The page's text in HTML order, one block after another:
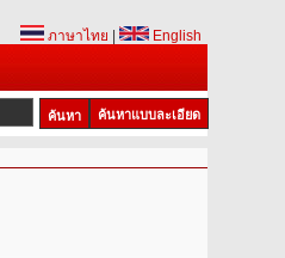
ภาษาไทย
English
ค้นหาแบบละเอียด